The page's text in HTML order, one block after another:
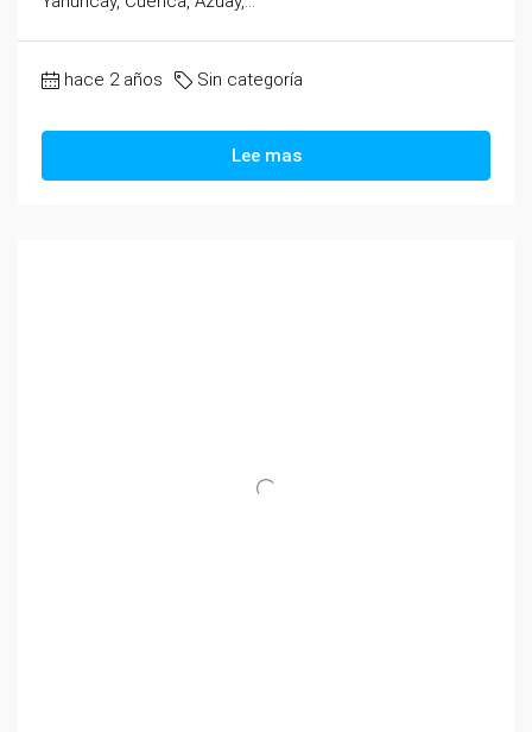
hace 2 años Sin categoría
Lee mas